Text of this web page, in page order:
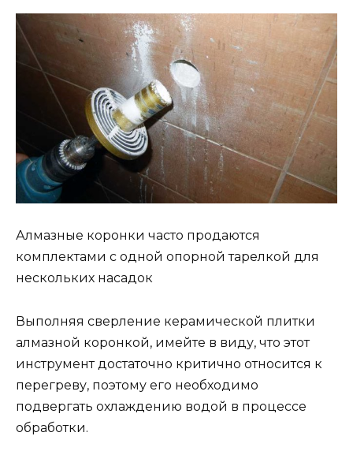
Алмазные коронки часто продаются
комплектами с одной опорной тарелкой для
нескольких насадок
Выполняя сверление керамической плитки
алмазной коронкой, имейте в виду, что этот
инструмент достаточно критично относится к
перегреву, поэтому его необходимо
подвергать охлаждению водой в процессе
обработки.